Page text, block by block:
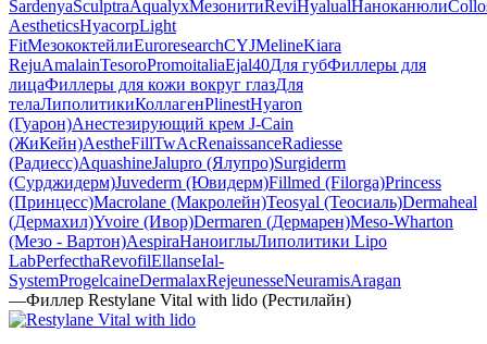
SardenyaSculptraAqualyxМезонитиReviHyalualНаноканюли
AestheticsHyacorpLight
FitМезококтейлиEuroresearchCYJMelineKiara
RejuAmalainTesoroPromoitaliaEjal40Для губФиллеры для
лицаФиллеры для кожи вокруг глазДля
телаЛиполитикиКоллагенPlinestHyaron
(Гуарон)Анестезирующий крем J-Cain
(ЖиКейн)AestheFillTwAcRenaissanceRadiesse
(Радиесс)AquashineJalupro (Ялупро)Surgiderm
(Сурджидерм)Juvederm (Ювидерм)Fillmed (Filorga)Princess
(Принцесс)Macrolane (Макролейн)Teosyal (Теосиаль)Dermaheal
(Дермахил)Yvoire (Ивор)Dermaren (Дермарен)Meso-Wharton
(Мезо - Вартон)AespiraНаноиглыЛиполитики Lipo
LabPerfecthaRevofilEllanseIal-
SystemProgelcaineDermalaxRejeunesseNeuramisAragan
—Филлер Restylane Vital with lido (Рестилайн)